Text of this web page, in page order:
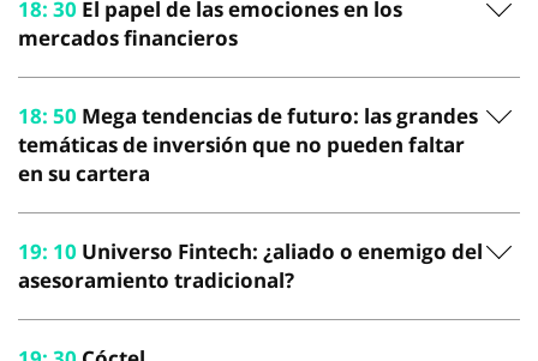
18: 30 El papel de las emociones en los
mercados financieros
18: 50 Mega tendencias de futuro: las grandes
temáticas de inversión que no pueden faltar
en su cartera
19: 10 Universo Fintech: ¿aliado o enemigo del
asesoramiento tradicional?